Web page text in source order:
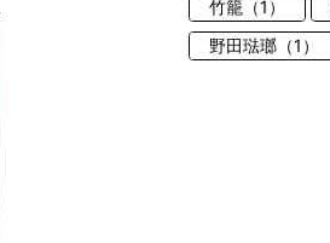
竹籠（1）
野田琺瑯（1）